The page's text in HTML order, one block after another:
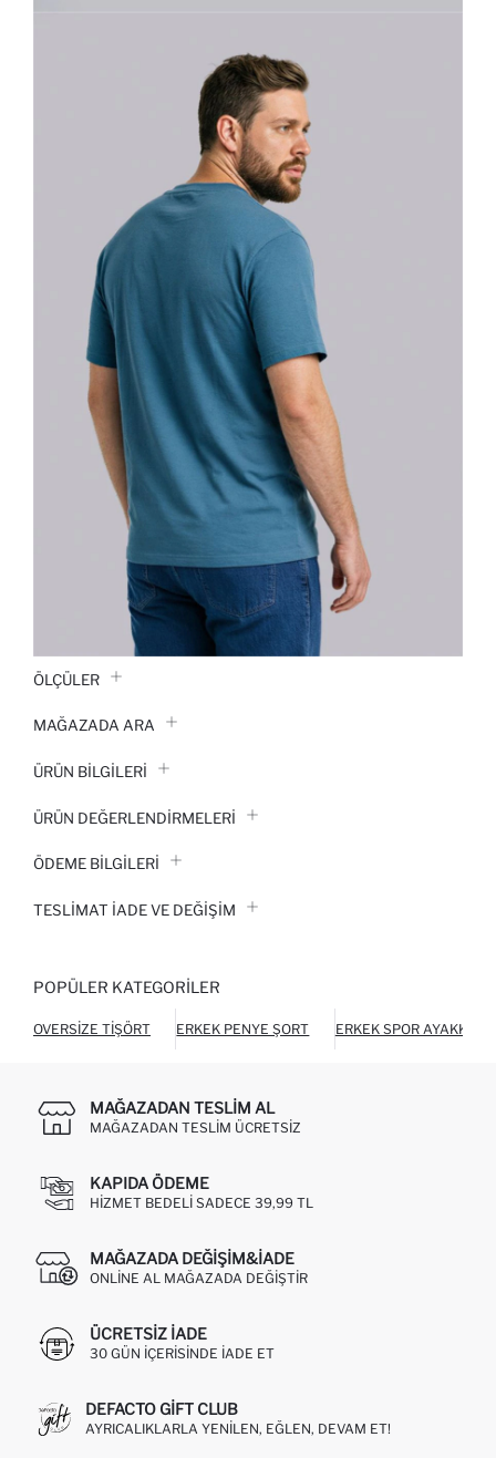
ÖLÇÜLER
MAĞAZADA ARA
ÜRÜN BILGILERI
ÜRÜN DEĞERLENDİRMELERİ
ÖDEME BİLGİLERİ
TESLIMAT İADE VE DEĞIŞIM
POPÜLER KATEGORILER
OVERSIZE TIŞÖRT ERKEK PENYE ŞORT ERKEK SPOR AYAKKABI
MAĞAZADAN TESLIM AL
MAĞAZADAN TESLIM ÜCRETSIZ
KAPIDA ÖDEME
HIZMET BEDELI SADECE 39,99 TL
MAĞAZADA DEĞIŞIM&İADE
ONLINE AL MAĞAZADA DEĞIŞTIR
ÜCRETSIZ IADE
30 GÜN IÇERISINDE IADE ET
DEFACTO GIFT CLUB
AYRICALIKLARLA YENILEN, EĞLEN, DEVAM ET!